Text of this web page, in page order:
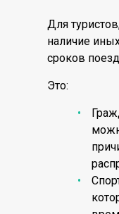
Для
наличие
сроков
Это: